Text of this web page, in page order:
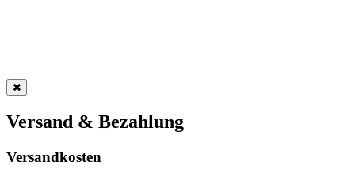
Versand & Bezahlung
Versandkosten